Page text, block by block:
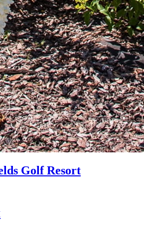
Golf Resort